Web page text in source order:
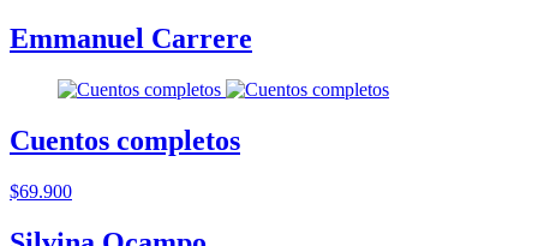
Emmanuel Carrere
Cuentos completos
$69.900